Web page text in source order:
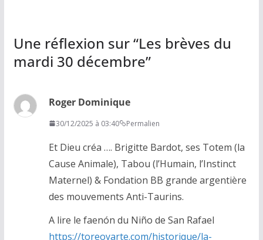
Une réflexion sur “Les brèves du
mardi 30 décembre”
Roger Dominique
30/12/2025 à 03:40 Permalien
Et Dieu créa …. Brigitte Bardot, ses Totem (la
Cause Animale), Tabou (l’Humain, l’Instinct
Maternel) & Fondation BB grande argentière
des mouvements Anti-Taurins.
A lire le faenón du Niño de San Rafael
https://toreoyarte.com/historique/la-